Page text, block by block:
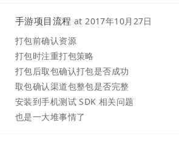
手游项目流程 at 2017年10月27日
打包前确认资源
打包时注重打包策略
打包后取包确认打包是否成功
取包确认渠道包整包是否完整
安装到手机测试 SDK 相关问题
也是一大堆事情了